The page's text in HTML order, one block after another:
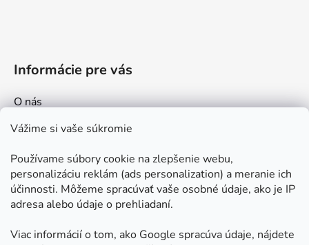
Vážime si vaše súkromie
Používame súbory cookie na zlepšenie webu,
personalizáciu reklám (ads personalization) a meranie ich
účinnosti. Môžeme spracúvať vaše osobné údaje, ako je IP
adresa alebo údaje o prehliadaní.
Viac informácií o tom, ako Google spracúva údaje, nájdete
Informácie pre vás
O nás
Kontakt
Ako nakupovať
Obchodné podmienky
Ochrana osobných údajov
Odstúpenie od zmluvy